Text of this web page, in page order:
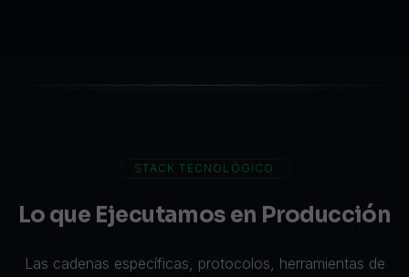
STACK TECNOLÓGICO
Lo que Ejecutamos en Producción
Las cadenas específicas, protocolos, herramientas de